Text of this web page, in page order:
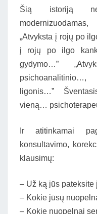
Šią istoriją
„Atvyksta į rojų po
į rojų po ilgo
gydymo…”
ligonis…”
vieną…
Ir atitinkamai
konsultavimo,
klausimų:
– Už ką jūs pateksite
– Kokie jūsų
– Kokie nuopelnai